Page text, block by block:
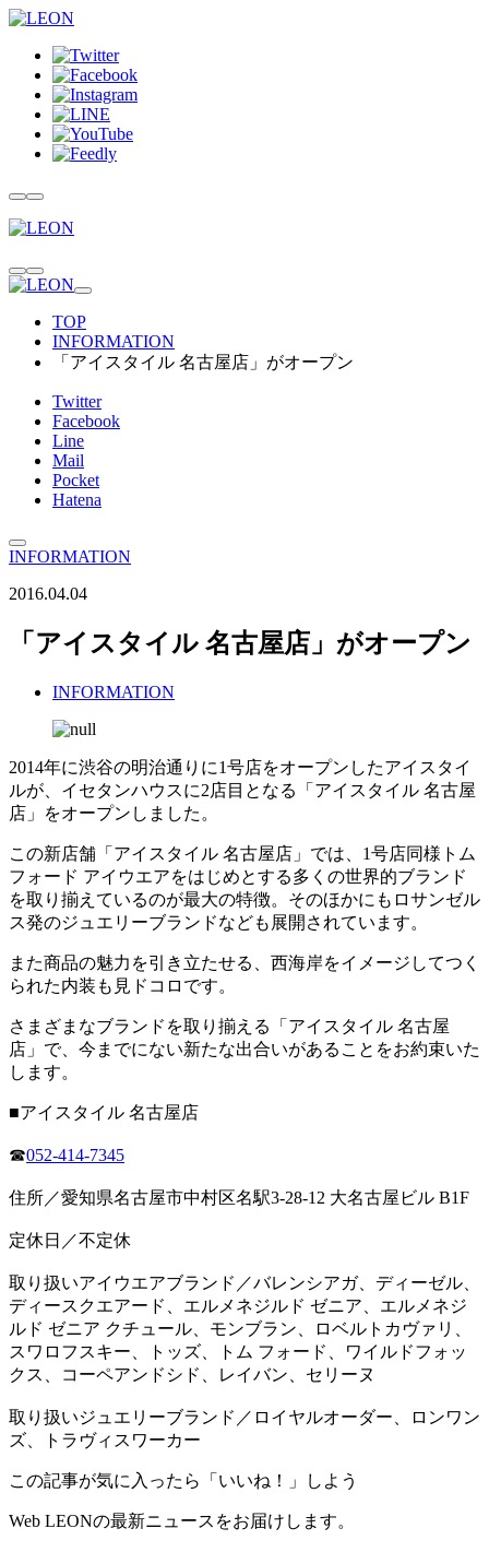
TOP
INFORMATION
「アイスタイル 名古屋店」がオープン
Twitter
Facebook
Line
Mail
Pocket
Hatena
INFORMATION
2016.04.04
「アイスタイル 名古屋店」がオープン
INFORMATION
2014年に渋谷の明治通りに1号店をオープンしたアイスタイ
ルが、イセタンハウスに2店目となる「アイスタイル 名古屋
店」をオープンしました。
この新店舗「アイスタイル 名古屋店」では、1号店同様トム
フォード アイウエアをはじめとする多くの世界的ブランド
を取り揃えているのが最大の特徴。そのほかにもロサンゼル
ス発のジュエリーブランドなども展開されています。
また商品の魅力を引き立たせる、西海岸をイメージしてつく
られた内装も見ドコロです。
さまざまなブランドを取り揃える「アイスタイル 名古屋
店」で、今までにない新たな出合いがあることをお約束いた
します。
■アイスタイル 名古屋店
☎052-414-7345
住所／愛知県名古屋市中村区名駅3-28-12 大名古屋ビル B1F
定休日／不定休
取り扱いアイウエアブランド／バレンシアガ、ディーゼル、
ディースクエアード、エルメネジルド ゼニア、エルメネジ
ルド ゼニア クチュール、モンブラン、ロベルトカヴァリ、
スワロフスキー、トッズ、トム フォード、ワイルドフォッ
クス、コーペアンドシド、レイバン、セリーヌ
取り扱いジュエリーブランド／ロイヤルオーダー、ロンワン
ズ、トラヴィスワーカー
この記事が気に入ったら「いいね！」しよう
Web LEONの最新ニュースをお届けします。